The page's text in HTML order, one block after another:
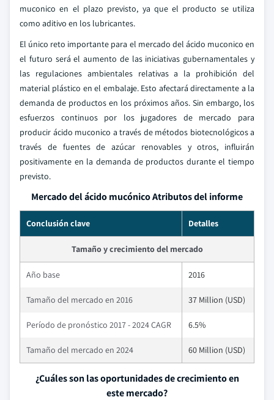
muconico en el plazo previsto, ya que el producto se utiliza
como aditivo en los lubricantes.
El único reto importante para el mercado del ácido muconico en
el futuro será el aumento de las iniciativas gubernamentales y
las regulaciones ambientales relativas a la prohibición del
material plástico en el embalaje. Esto afectará directamente a la
demanda de productos en los próximos años. Sin embargo, los
esfuerzos continuos por los jugadores de mercado para
producir ácido muconico a través de métodos biotecnológicos a
través de fuentes de azúcar renovables y otros, influirán
positivamente en la demanda de productos durante el tiempo
previsto.
Mercado del ácido mucónico Atributos del informe
Conclusión clave Detalles
Tamaño y crecimiento del mercado
Año base 2016
Tamaño del mercado en 2016 37 Million (USD)
Período de pronóstico 2017 - 2024 CAGR 6.5%
Tamaño del mercado en 2024 60 Million (USD)
¿Cuáles son las oportunidades de crecimiento en
este mercado?